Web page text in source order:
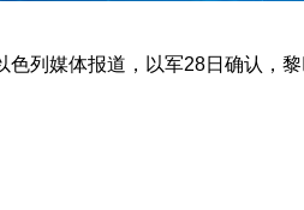
色列媒体报道，以军28日确认，